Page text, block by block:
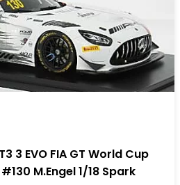
3 EVO FIA GT World Cup
M.Engel 1/18 Spark